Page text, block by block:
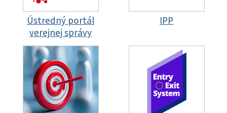
Ústredný portál
verejnej správy
IPP